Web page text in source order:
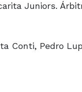
Juniors.
Conti, Pedro